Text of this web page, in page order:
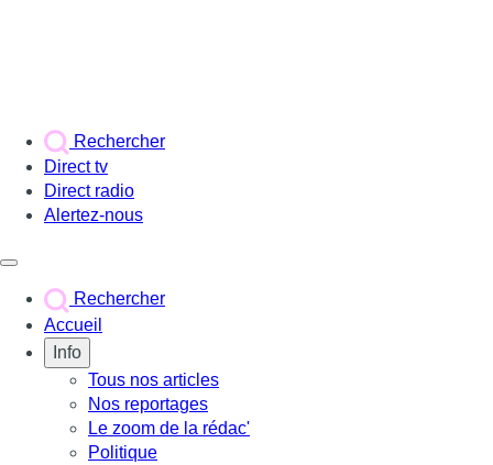
Rechercher
Direct tv
Direct radio
Alertez-nous
Rechercher
Accueil
Info
Tous nos articles
Nos reportages
Le zoom de la rédac'
Politique